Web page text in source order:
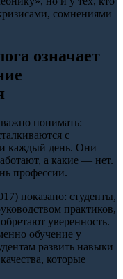
сомнениями
означает
понимать:
с
каждый день. Они
а какие — нет.
профессии.
показано: студенты,
практиков,
уверенность.
обучение у
развить навыки
которые